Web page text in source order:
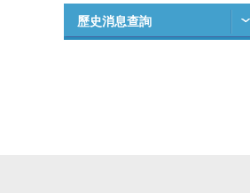
歷史消息查詢